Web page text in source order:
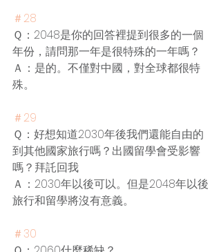
＃28
Ｑ：2048是你的回答裡提到很多的一個
年份，請問那一年是很特殊的一年嗎？
Ａ：是的。不僅對中國，對全球都很特
殊。
＃29
Ｑ：好想知道2030年後我們還能自由的
到其他國家旅行嗎？出國留學會受影響
嗎？拜託回我
Ａ：2030年以後可以。但是2048年以後
旅行和留學將沒有意義。
＃30